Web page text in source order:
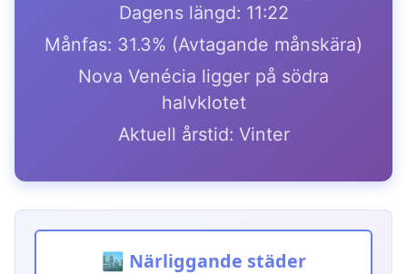
Dagens längd: 11:22
Månfas: 31.3% (Avtagande månskära)
Nova Venécia ligger på södra
halvklotet
Aktuell årstid: Vinter
🏙️ Närliggande städer